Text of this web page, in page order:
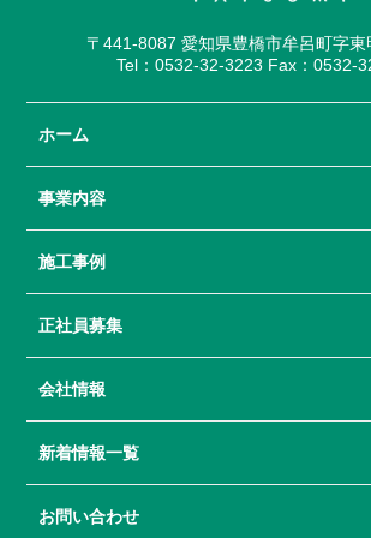
〒441-8087 愛知県豊橋市牟呂町字東
Tel：0532-32-3223 Fax：0532-
ホーム
事業内容
施工事例
正社員募集
会社情報
新着情報一覧
お問い合わせ